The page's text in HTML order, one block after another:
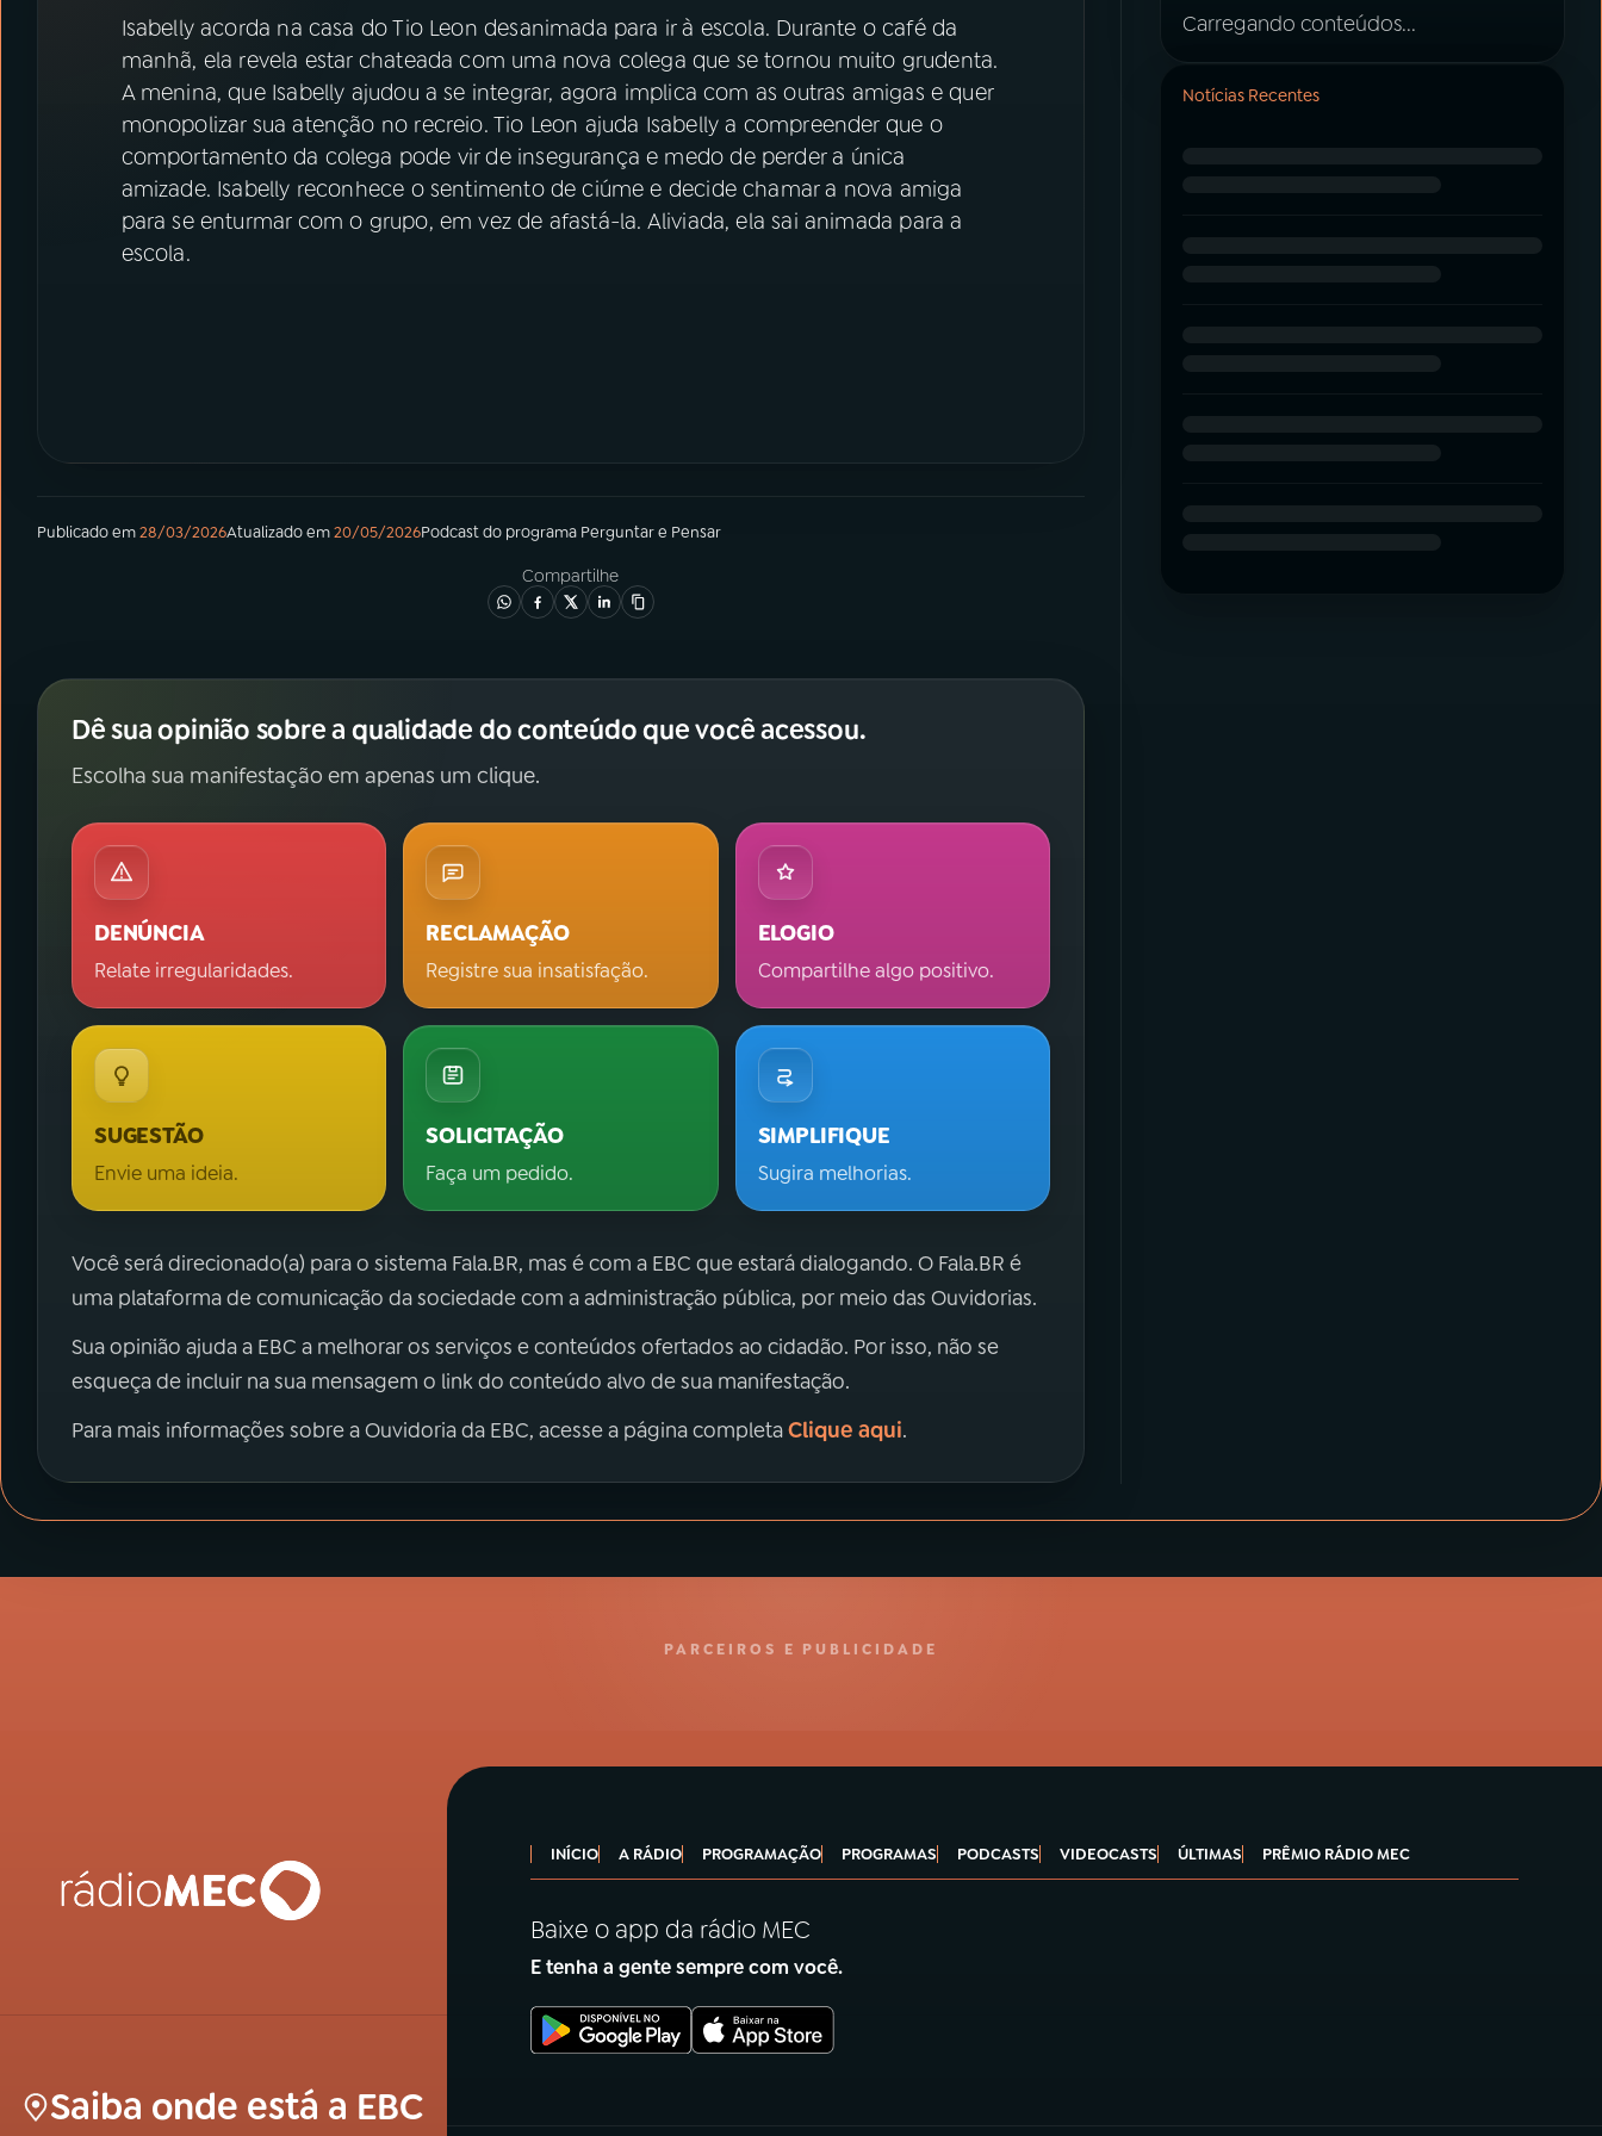
PRÊMIO RÁDIO MEC
ACOMPANHE A RÁDIO MEC
YouTube Facebook
Isabelly acorda na casa do Tio Leon desanimada para ir à escola. Durante o café da
manhã, ela revela estar chateada com uma nova colega que se tornou muito grudenta.
A menina, que Isabelly ajudou a se integrar, agora implica com as outras amigas e quer
monopolizar sua atenção no recreio. Tio Leon ajuda Isabelly a compreender que o
comportamento da colega pode vir de insegurança e medo de perder a única
amizade. Isabelly reconhece o sentimento de ciúme e decide chamar a nova amiga
para se enturmar com o grupo, em vez de afastá-la. Aliviada, ela sai animada para a
escola.
Publicado em28/03/2026Atualizado em20/05/2026Podcastdo programa Perguntar e Pensar
Compartilhe
Dê sua opinião sobre a qualidade do conteúdo que você acessou.
Escolha sua manifestação em apenas um clique.
DENÚNCIA
Relate irregularidades.
RECLAMAÇÃO
Registre sua insatisfação.
ELOGIO
Compartilhe algo positivo.
SUGESTÃO
Envie uma ideia.
SOLICITAÇÃO
Faça um pedido.
SIMPLIFIQUE
Sugira melhorias.
Você será direcionado(a) para o sistema Fala.BR, mas é com a EBC que estará dialogando. O Fala.BR é
uma plataforma de comunicação da sociedade com a administração pública, por meio das Ouvidorias.
Sua opinião ajuda a EBC a melhorar os serviços e conteúdos ofertados ao cidadão. Por isso, não se
esqueça de incluir na sua mensagem o link do conteúdo alvo de sua manifestação.
Para mais informações sobre a Ouvidoria da EBC, acesse a página completaClique aqui.
Carregando conteúdos...
Notícias Recentes
PARCEIROS E PUBLICIDADE
Saiba onde está a EBC
INÍCIO A RÁDIO PROGRAMAÇÃO PROGRAMAS PODCASTS VIDEOCASTS ÚLTIMAS PRÊMIO RÁDIO MEC
Baixe o app da rádio MEC
E tenha a gente sempre com você.